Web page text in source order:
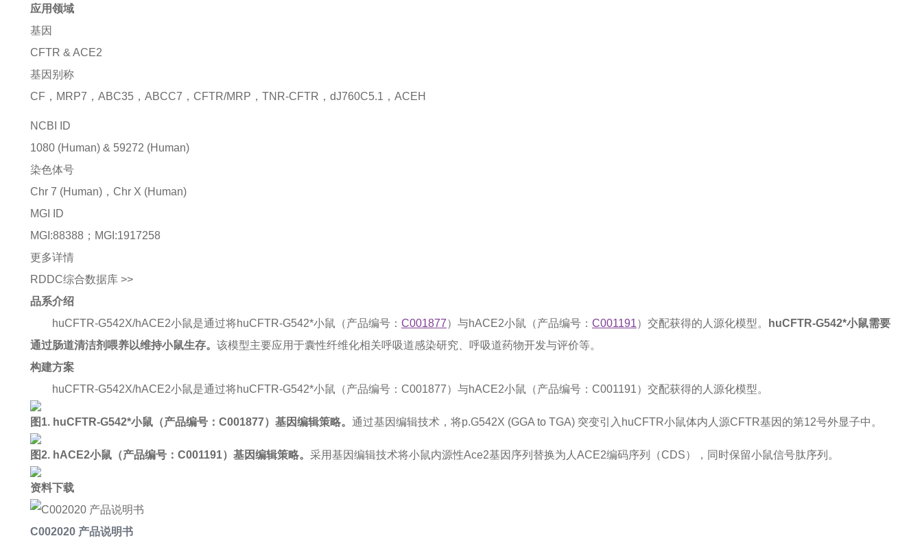
应用领域
基因
CFTR & ACE2
基因别称
CF，MRP7，ABC35，ABCC7，CFTR/MRP，TNR-CFTR，dJ760C5.1，ACEH
NCBI ID
1080 (Human) & 59272 (Human)
染色体号
Chr 7 (Human)，Chr X (Human)
MGI ID
MGI:88388 ； MGI:1917258
更多详情
RDDC综合数据库 >>
品系介绍
huCFTR-G542X/hACE2小鼠是通过将huCFTR-G542*小鼠（产品编号： C001877）与hACE2小鼠（产品编号： C001191）交配获得的人源化模型。
huCFTR-G542*小鼠需要
通过肠道清洁剂喂养以维持小鼠生存。 该模型主要应用于囊性纤维化相关呼吸道感染研究、呼吸道药物开发与评价等。
构建方案
huCFTR-G542X/hACE2小鼠是通过将huCFTR-G542*小鼠（产品编号：C001877）与hACE2小鼠（产品编号：C001191）交配获得的人源化模型。
图1. huCFTR-G542*小鼠（产品编号：C001877）基因编辑策略。 通过基因编辑技术，将p.G542X (GGA to TGA) 突变引入huCFTR小鼠体内人源CFTR基因的第12号外显子中。
图2. hACE2小鼠（产品编号：C001191）基因编辑策略。 采用基因编辑技术将小鼠内源性Ace2基因序列替换为人ACE2编码序列（CDS），同时保留小鼠信号肽序列。
资料下载
C002020 产品说明书